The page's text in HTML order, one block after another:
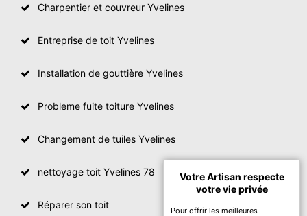
Charpentier et couvreur Yvelines
Entreprise de toit Yvelines
Installation de gouttière Yvelines
Probleme fuite toiture Yvelines
Changement de tuiles Yvelines
nettoyage toit Yvelines 78
Réparer son toit
Votre Artisan respecte
votre vie privée
Pour offrir les meilleures